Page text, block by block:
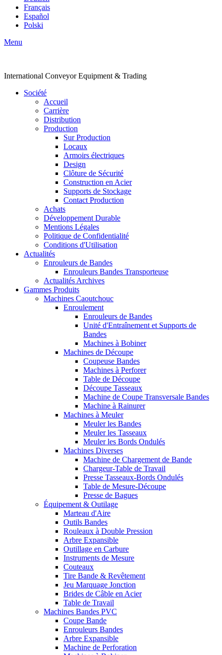
Français
Español
Polski
Menu
International Conveyor Equipment & Trading
Société
Accueil
Carrière
Distribution
Production
Sur Production
Locaux
Armoirs électriques
Design
Clôture de Sécurité
Construction en Acier
Supports de Stockage
Contact Production
Achats
Développement Durable
Mentions Légales
Politique de Confidentialité
Conditions d'Utilisation
Actualités
Enrouleurs de Bandes
Enrouleurs Bandes Transporteuse
Actualités Archives
Gammes Produits
Machines Caoutchouc
Enroulement
Enrouleurs de Bandes
Unité d'Entraînement et Supports de
Bandes
Machines à Bobiner
Machines de Découpe
Coupeuse Bandes
Machines à Perforer
Table de Découpe
Découpe Tasseaux
Machine de Coupe Transversale Bandes
Machine à Rainurer
Machines à Meuler
Meuler les Bandes
Meuler les Tasseaux
Meuler les Bords Ondulés
Machines Diverses
Machine de Chargement de Bande
Chargeur-Table de Travail
Presse Tasseaux-Bords Ondulés
Table de Mesure-Découpe
Presse de Bagues
Équipement & Outilage
Marteau d'Aire
Outils Bandes
Rouleaux à Double Pression
Arbre Expansible
Outillage en Carbure
Instruments de Mesure
Couteaux
Tire Bande & Revêtement
Jeu Marquage Jonction
Brides de Câble en Acier
Table de Travail
Machines Bandes PVC
Coupe Bande
Enrouleurs Bandes
Arbre Expansible
Machine de Perforation